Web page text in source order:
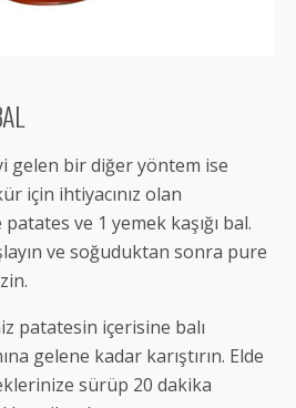
gelen bir diğer yöntem ise
için ihtiyacınız olan
ve 1 yemek kaşığı bal.
ve soğuduktan sonra pure
patatesin içerisine balı
gelene kadar karıştırın. Elde
sürüp 20 dakika